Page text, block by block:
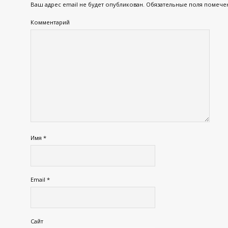
Ваш адрес email не будет опубликован. Обязательные поля
Комментарий
Имя *
Email *
Сайт